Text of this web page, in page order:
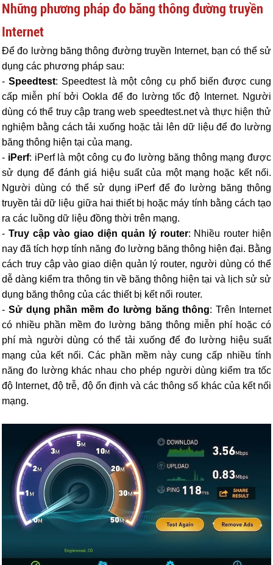
Những phương pháp đo băng thông đường truyền
Internet
Để đo lường băng thông đường truyền Internet, bạn có thể sử
dụng các phương pháp sau:
-Speedtest: Speedtest là một công cụ phổ biến được cung
cấp miễn phí bởi Ookla để đo lường tốc độ Internet. Người
dùng có thể truy cập trang web speedtest.net và thực hiện thử
nghiệm bằng cách tải xuống hoặc tải lên dữ liệu để đo lường
băng thông hiện tại của mạng.
- iPerf: iPerf là một công cụ đo lường băng thông mạng được
sử dụng để đánh giá hiệu suất của một mạng hoặc kết nối.
Người dùng có thể sử dụng iPerf để đo lường băng thông
truyền tải dữ liệu giữa hai thiết bị hoặc máy tính bằng cách tạo
ra các luồng dữ liệu đồng thời trên mạng.
- Truy cập vào giao diện quản lý router: Nhiều router hiện
nay đã tích hợp tính năng đo lường băng thông hiện đại. Bằng
cách truy cập vào giao diện quản lý router, người dùng có thể
dễ dàng kiểm tra thông tin về băng thông hiện tại và lịch sử sử
dụng băng thông của các thiết bị kết nối router.
- Sử dụng phần mềm đo lường băng thông: Trên Internet
có nhiều phần mềm đo lường băng thông miễn phí hoặc có
phí mà người dùng có thể tải xuống để đo lường hiệu suất
mạng của kết nối. Các phần mềm này cung cấp nhiều tính
năng đo lường khác nhau cho phép người dùng kiểm tra tốc
độ Internet, độ trễ, độ ổn định và các thông số khác của kết nối
mạng.